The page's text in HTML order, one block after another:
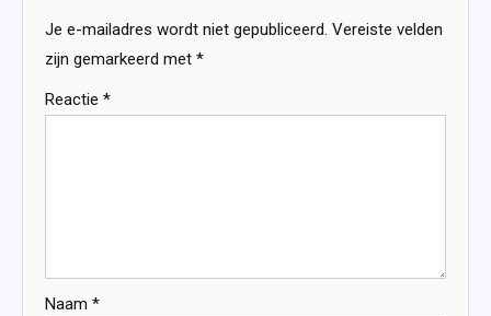
Je e-mailadres wordt niet gepubliceerd. Vereiste velden
zijn gemarkeerd met *
Reactie *
Naam *